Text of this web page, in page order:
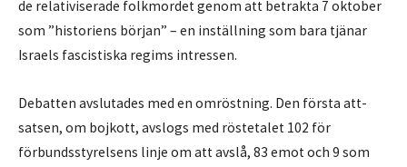
de relativiserade folkmordet genom att betrakta 7 oktober
som ”historiens början” – en inställning som bara tjänar
Israels fascistiska regims intressen.
Debatten avslutades med en omröstning. Den första att-
satsen, om bojkott, avslogs med röstetalet 102 för
förbundsstyrelsens linje om att avslå, 83 emot och 9 som